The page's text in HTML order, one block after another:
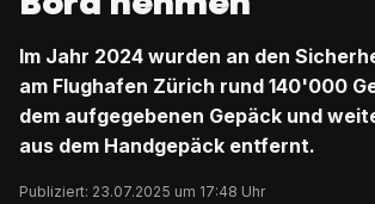
Im Jahr 2024 wurden an den
am Flughafen Zürich rund 140'000
dem aufgegebenen Gepäck und
aus dem Handgepäck entfernt.
Publiziert: 23.07.2025 um 17:48 Uhr